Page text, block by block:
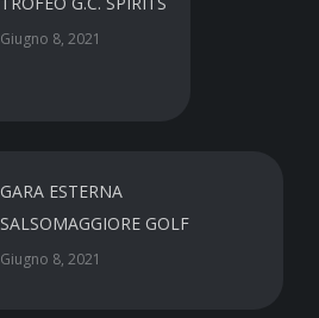
Giugno 8, 2021
GARA ESTERNA
SALSOMAGGIORE GOLF
Giugno 8, 2021